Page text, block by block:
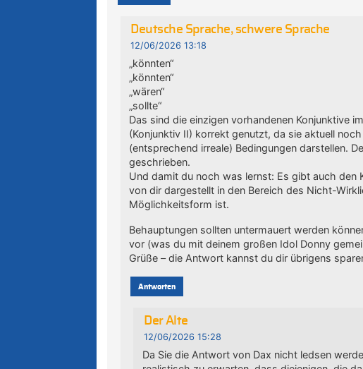
Deutsche Sprache, schwere Sprache
12/06/2026 13:18
„könnten“
„könnten“
„wären“
„sollte“
Das sind die einzigen vorhandenen Konjunktive
(Konjunktiv II) korrekt genutzt, da sie aktuell
(entsprechend irreale) Bedingungen darstellen.
geschrieben.
Und damit du noch was lernst: Es gibt auch den
von dir dargestellt in den Bereich des Nicht-
Möglichkeitsform ist.
Behauptungen sollten untermauert werden
vor (was du mit deinem großen Idol Donny
Grüße – die Antwort kannst du dir übrigens
Antworten
Der Alte
12/06/2026 15:28
Da Sie die Antwort von Dax nicht ledsen